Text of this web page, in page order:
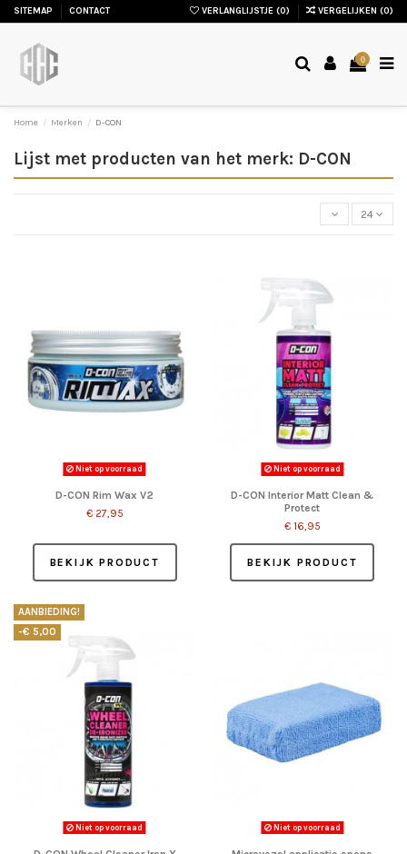
SITEMAP CONTACT VERLANGLIJSTJE (0) VERGELIJKEN (0)
0
Home Merken D-CON
Lijst met producten van het merk: D-CON
24
Niet op voorraad
D-CON Rim Wax V2
€ 27,95
BEKIJK PRODUCT
Niet op voorraad
D-CON Interior Matt Clean &
Protect
€ 16,95
BEKIJK PRODUCT
AANBIEDING!
-€ 5,00
Niet op voorraad Niet op voorraad